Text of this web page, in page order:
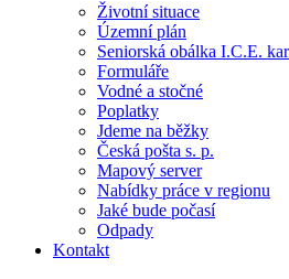
Životní situace
Územní plán
Seniorská obálka I.C.E.
Formuláře
Vodné a stočné
Poplatky
Jdeme na běžky
Česká pošta s. p.
Mapový server
Nabídky práce v regionu
Jaké bude počasí
Odpady
Kontakt